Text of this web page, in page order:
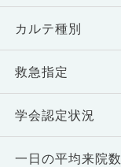
カルテ種別
救急指定
学会認定状況
一日の平均来院数